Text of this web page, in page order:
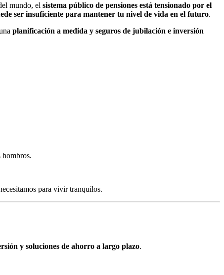
mundo, el sistema público de pensiones está tensionado por el
ser insuficiente para mantener tu nivel de vida en el futuro.
planificación a medida y seguros de jubilación e inversión
hombros.
para vivir tranquilos.
y soluciones de ahorro a largo plazo.